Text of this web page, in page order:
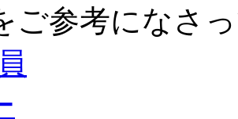
ご参考になさ